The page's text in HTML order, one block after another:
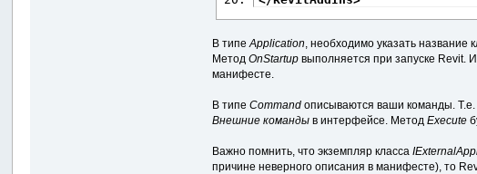
В типеApplication, необходимо указать
МетодOnStartup выполняется при запуске Revit.
манифесте.
В типеCommand описываются ваши команды.
Внешние команды в интерфейсе. МетодExecute
Важно помнить, что экземпляр класса
причине неверного описания в манифесте), то